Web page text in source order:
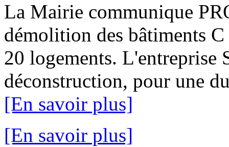
La Mairie communique
démolition des bâtiments
20 logements. L'entreprise
déconstruction, pour une
[En savoir plus]
[En savoir plus]